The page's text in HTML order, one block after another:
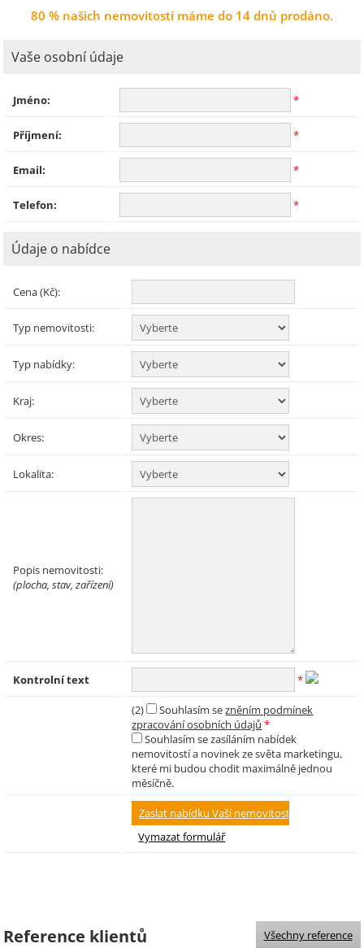
80 % našich nemovitostí máme do 14 dnů prodáno.
Vaše osobní údaje
Jméno: *
Příjmení: *
Email: *
Telefon: *
Údaje o nabídce
Cena (Kč):
Typ nemovitosti:
Typ nabídky:
Kraj:
Okres:
Lokalita:
Popis nemovitosti:
(plocha, stav, zařízení)
Kontrolní text *
(2) Souhlasím sezněním podmínek
zpracování osobních údajů *
Souhlasím se zasíláním nabídek
nemovitostí a novinek ze světa marketingu,
které mi budou chodit maximálně jednou
měsíčně.
Reference klientů Všechny reference